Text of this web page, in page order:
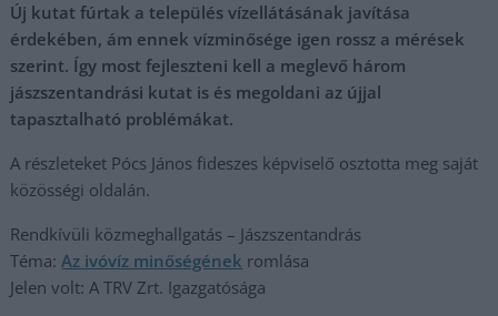
Új kutat fúrtak a település vízellátásának javítása
érdekében, ám ennek vízminősége igen rossz a mérések
szerint. Így most fejleszteni kell a meglevő három
jászszentandrási kutat is és megoldani az újjal
tapasztalható problémákat.
A részleteket Pócs János fideszes képviselő osztotta meg saját
közösségi oldalán.
Rendkívüli közmeghallgatás – Jászszentandrás
Téma:Az ivóvíz minőségének romlása
Jelen volt: A TRV Zrt. Igazgatósága